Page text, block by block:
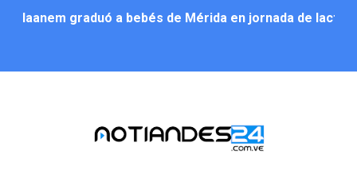
Iaanem graduó a bebés de Mérida en jornada de
Alcalde Nelson Álvarez llevó jornada recreativa a la